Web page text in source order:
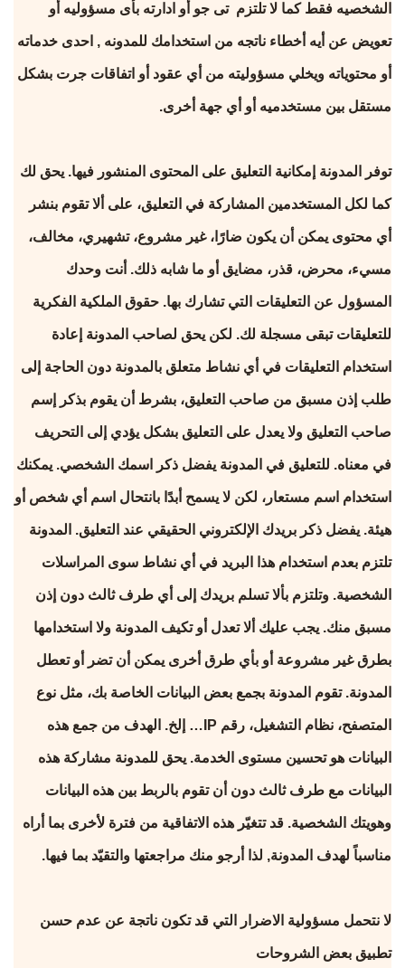
الشخصيه فقط كما لا تلتزم تى جو أو ادارته بأى مسؤوليه أو
تعويض عن أيه أخطاء ناتجه من استخدامك للمدونه , احدى خدماته
أو محتوياته ويخلي مسؤوليته من أي عقود أو اتفاقات جرت بشكل
مستقل بين مستخدميه أو أي جهة أخرى.
توفر المدونة إمكانية التعليق على المحتوى المنشور فيها. يحق لك
كما لكل المستخدمين المشاركة في التعليق، على ألا تقوم بنشر
أي محتوى يمكن أن يكون ضارًا، غير مشروع، تشهيري، مخالف،
مسيء، محرض، قذر، مضايق أو ما شابه ذلك. أنت وحدك
المسؤول عن التعليقات التي تشارك بها. حقوق الملكية الفكرية
للتعليقات تبقى مسجلة لك. لكن يحق لصاحب المدونة إعادة
استخدام التعليقات في أي نشاط متعلق بالمدونة دون الحاجة إلى
طلب إذن مسبق من صاحب التعليق، بشرط أن يقوم بذكر إسم
صاحب التعليق ولا يعدل على التعليق بشكل يؤدي إلى التحريف
في معناه. للتعليق في المدونة يفضل ذكر اسمك الشخصي. يمكنك
استخدام اسم مستعار، لكن لا يسمح أبدًا بانتحال اسم أي شخص أو
هيئة. يفضل ذكر بريدك الإلكتروني الحقيقي عند التعليق. المدونة
تلتزم بعدم استخدام هذا البريد في أي نشاط سوى المراسلات
الشخصية. وتلتزم بألا تسلم بريدك إلى أي طرف ثالث دون إذن
مسبق منك. يجب عليك ألا تعدل أو تكيف المدونة ولا استخدامها
بطرق غير مشروعة أو بأي طرق أخرى يمكن أن تضر أو تعطل
المدونة. تقوم المدونة بجمع بعض البيانات الخاصة بك، مثل نوع
المتصفح، نظام التشغيل، رقم IP… إلخ. الهدف من جمع هذه
البيانات هو تحسين مستوى الخدمة. يحق للمدونة مشاركة هذه
البيانات مع طرف ثالث دون أن تقوم بالربط بين هذه البيانات
وهويتك الشخصية. قد تتغيّر هذه الاتفاقية من فترة لأخرى بما أراه
مناسباً لهدف المدونة, لذا أرجو منك مراجعتها والتقيّد بما فيها.
لا نتحمل مسؤولية الاضرار التي قد تكون ناتجة عن عدم حسن
تطبيق بعض الشروحات